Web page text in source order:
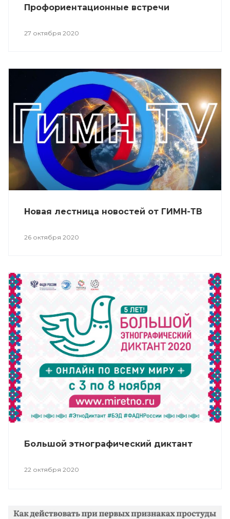
Профориентационные встречи
27 октября 2020
Новая лестница новостей от ГИМН-ТВ
26 октября 2020
Большой этнографический диктант
22 октября 2020